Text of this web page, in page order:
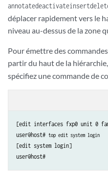
annotatedeactivateinsert
déplacer rapidement vers le
niveau au-dessus de la zone
Pour émettre des
partir du haut de la
spécifiez une commande de
[edit interfaces fxp0 unit 0
user@host# top edit system login
[edit system login]